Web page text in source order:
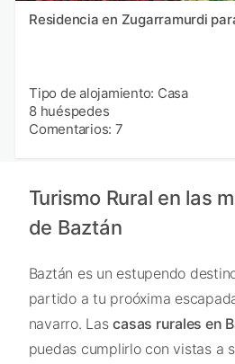
Residencia en Zugarramurdi
Tipo de alojamiento: Casa
8 huéspedes
Comentarios: 7
Turismo Rural en las
de Baztán
Baztán es un estupendo
partido a tu proóxima
navarro. Lascasas rurales en
puedas cumplirlo con vistas a